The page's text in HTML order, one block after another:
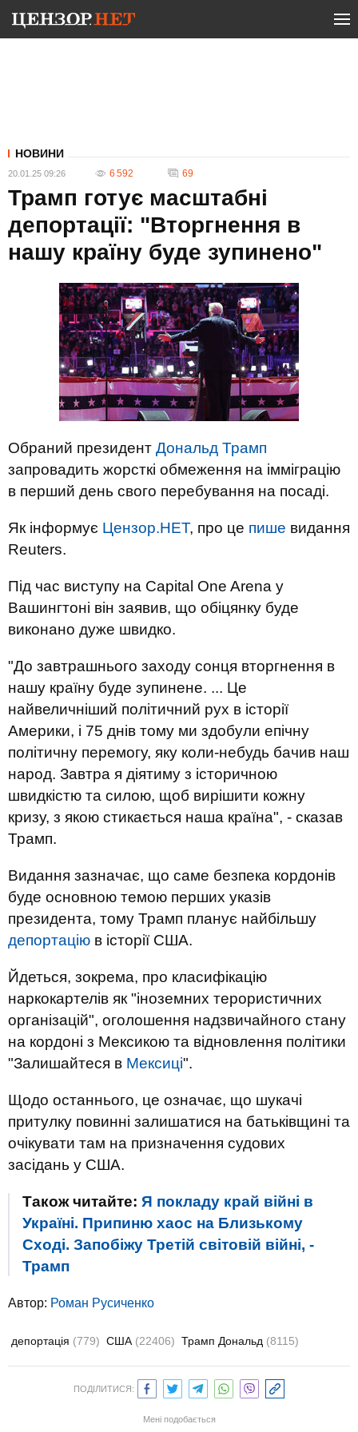
НОВИНИ
20.01.25 09:26 6 592 69
Трамп готує масштабні
депортації: "Вторгнення в
нашу країну буде зупинено"
Обраний президент Дональд Трамп
запровадить жорсткі обмеження на імміграцію
в перший день свого перебування на посаді.
Як інформує Цензор.НЕТ, про це пише видання
Reuters.
Під час виступу на Capital One Arena у
Вашингтоні він заявив, що обіцянку буде
виконано дуже швидко.
"До завтрашнього заходу сонця вторгнення в
нашу країну буде зупинене. ... Це
найвеличніший політичний рух в історії
Америки, і 75 днів тому ми здобули епічну
політичну перемогу, яку коли-небудь бачив наш
народ. Завтра я діятиму з історичною
швидкістю та силою, щоб вирішити кожну
кризу, з якою стикається наша країна", - сказав
Трамп.
Видання зазначає, що саме безпека кордонів
буде основною темою перших указів
президента, тому Трамп планує найбільшу
депортацію в історії США.
Йдеться, зокрема, про класифікацію
наркокартелів як "іноземних терористичних
організацій", оголошення надзвичайного стану
на кордоні з Мексикою та відновлення політики
"Залишайтеся в Мексиці".
Щодо останнього, це означає, що шукачі
притулку повинні залишатися на батьківщині та
очікувати там на призначення судових
засідань у США.
Також читайте: Я покладу край війні в
Україні. Припиню хаос на Близькому
Сході. Запобіжу Третій світовій війні, -
Трамп
Автор: Роман Русиченко
депортація (779) США (22406) Трамп Дональд (8115)
ПОДІЛИТИСЯ:
Мені подобається